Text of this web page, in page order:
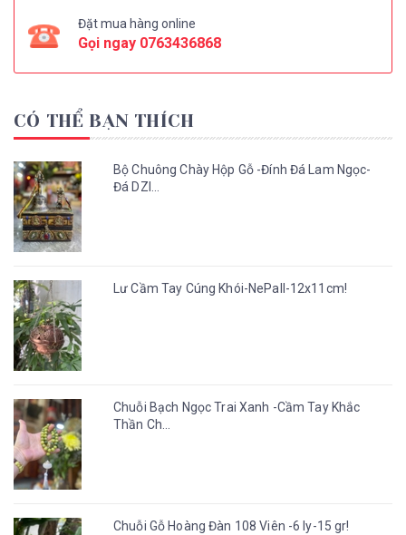
Đặt mua hàng online
Gọi ngay 0763436868
CÓ THỂ BẠN THÍCH
Bộ Chuông Chày Hộp Gỗ -Đính Đá Lam Ngọc-
Đá DZI...
Lư Cầm Tay Cúng Khói-NePall-12x11cm!
Chuỗi Bạch Ngọc Trai Xanh -Cầm Tay Khắc
Thần Ch...
Chuỗi Gỗ Hoàng Đàn 108 Viên -6 ly-15 gr!